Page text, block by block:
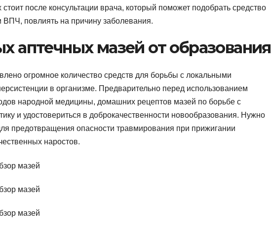
после консультации врача, который поможет подобрать средство
повлиять на причину заболевания.
аптечных мазей от образования
огромное количество средств для борьбы с локальными
в организме. Предварительно перед использованием
народной медицины, домашних рецептов мазей по борьбе с
и удостовериться в доброкачественности новообразования. Нужно
предотвращения опасности травмирования при прижигании
наростов.